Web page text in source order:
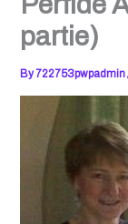
partie)
By 722753pwpadmin